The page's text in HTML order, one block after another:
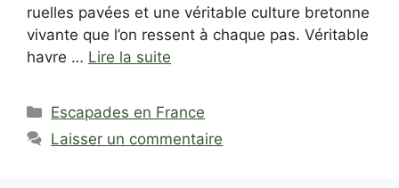
ruelles pavées et une véritable culture bretonne
vivante que l’on ressent à chaque pas. Véritable
havre … Lire la suite
Catégories
Escapades en France
Laisser un commentaire